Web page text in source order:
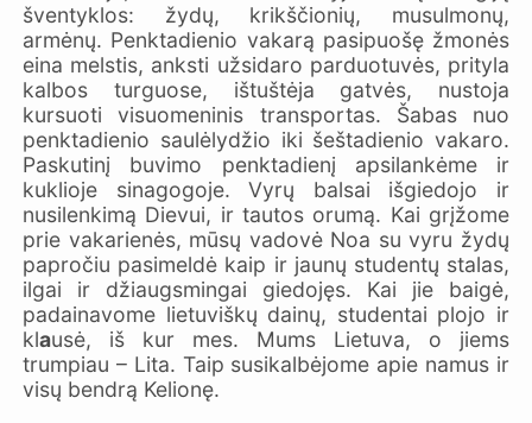
šventyklos: žydų, krikščionių, musulmonų,
armėnų. Penktadienio vakarą pasipuošę žmonės
eina melstis, anksti užsidaro parduotuvės, prityla
kalbos turguose, ištuštėja gatvės, nustoja
kursuoti visuomeninis transportas. Šabas nuo
penktadienio saulėlydžio iki šeštadienio vakaro.
Paskutinį buvimo penktadienį apsilankėme ir
kuklioje sinagogoje. Vyrų balsai išgiedojo ir
nusilenkimą Dievui, ir tautos orumą. Kai grįžome
prie vakarienės, mūsų vadovė Noa su vyru žydų
papročiu pasimeldė kaip ir jaunų studentų stalas,
ilgai ir džiaugsmingai giedojęs. Kai jie baigė,
padainavome lietuviškų dainų, studentai plojo ir
klausė, iš kur mes. Mums Lietuva, o jiems
trumpiau – Lita. Taip susikalbėjome apie namus ir
visų bendrą Kelionę.